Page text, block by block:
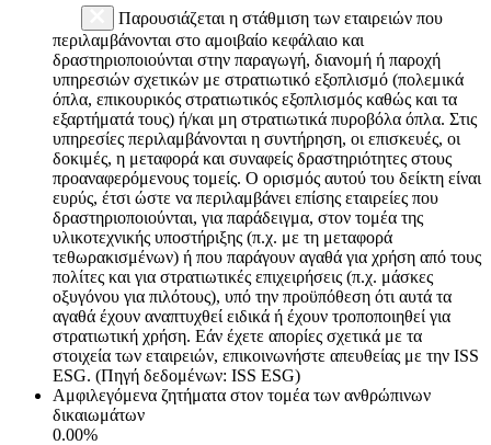
Παρουσιάζεται η στάθμιση των εταιρειών που
περιλαμβάνονται στο αμοιβαίο κεφάλαιο και
δραστηριοποιούνται στην παραγωγή, διανομή ή παροχή
υπηρεσιών σχετικών με στρατιωτικό εξοπλισμό (πολεμικά
όπλα, επικουρικός στρατιωτικός εξοπλισμός καθώς και τα
εξαρτήματά τους) ή/και μη στρατιωτικά πυροβόλα όπλα. Στις
υπηρεσίες περιλαμβάνονται η συντήρηση, οι επισκευές, οι
δοκιμές, η μεταφορά και συναφείς δραστηριότητες στους
προαναφερόμενους τομείς. Ο ορισμός αυτού του δείκτη είναι
ευρύς, έτσι ώστε να περιλαμβάνει επίσης εταιρείες που
δραστηριοποιούνται, για παράδειγμα, στον τομέα της
υλικοτεχνικής υποστήριξης (π.χ. με τη μεταφορά
τεθωρακισμένων) ή που παράγουν αγαθά για χρήση από τους
πολίτες και για στρατιωτικές επιχειρήσεις (π.χ. μάσκες
οξυγόνου για πιλότους), υπό την προϋπόθεση ότι αυτά τα
αγαθά έχουν αναπτυχθεί ειδικά ή έχουν τροποποιηθεί για
στρατιωτική χρήση. Εάν έχετε απορίες σχετικά με τα
στοιχεία των εταιρειών, επικοινωνήστε απευθείας με την ISS
ESG. (Πηγή δεδομένων: ISS ESG)
Αμφιλεγόμενα ζητήματα στον τομέα των ανθρώπινων
δικαιωμάτων
0.00%